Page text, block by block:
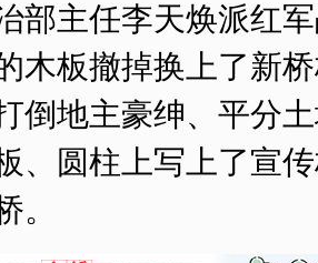
部主任李天焕派红
木板撤掉换上了新
倒地主豪绅、平分
、圆柱上写上了宣
。